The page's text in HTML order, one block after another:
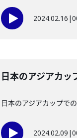
2024.02.16 |
日本のアジアカッ
日本のアジアカップで
2024.02.09 |